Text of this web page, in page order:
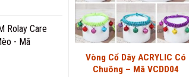
Rolay Care
- Mã
Vòng Cổ Dây ACRYLIC Có
Chuông – Mã VCDD04